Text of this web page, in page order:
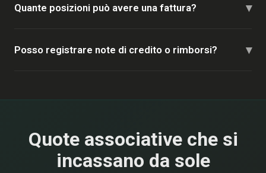
Quante posizioni può avere una fattura? ▾
Posso registrare note di credito o rimborsi? ▾
Quote associative che si
incassano da sole